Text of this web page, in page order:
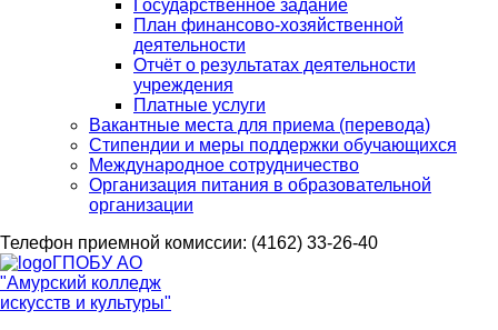
Государственное задание
План финансово-хозяйственной
деятельности
Отчёт о результатах деятельности
учреждения
Платные услуги
Вакантные места для приема (перевода)
Стипендии и меры поддержки обучающихся
Международное сотрудничество
Организация питания в образовательной
организации
Телефон приемной комиссии: (4162) 33-26-40
ГПОБУ АО
"Амурский колледж
искусств и культуры"